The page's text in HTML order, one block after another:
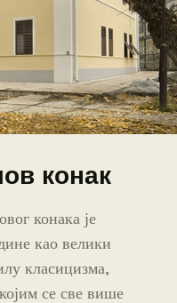
конак
конака је
као велики
класицизма,
се све више